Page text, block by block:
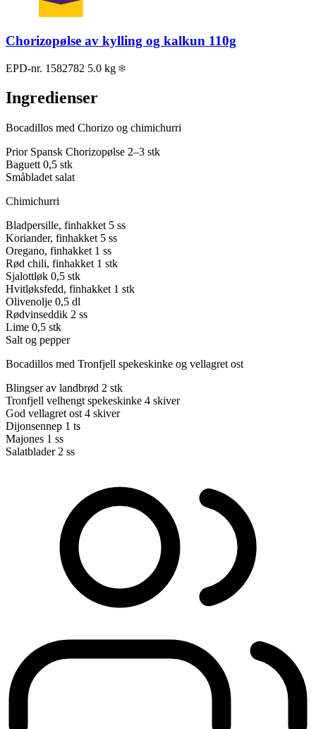
Chorizopølse av kylling og kalkun 110g
EPD-nr. 1582782 5.0 kg
Ingredienser
Bocadillos med Chorizo og chimichurri
Prior Spansk Chorizopølse 2–3 stk
Baguett 0,5 stk
Småbladet salat
Chimichurri
Bladpersille, finhakket 5 ss
Koriander, finhakket 5 ss
Oregano, finhakket 1 ss
Rød chili, finhakket 1 stk
Sjalottløk 0,5 stk
Hvitløksfedd, finhakket 1 stk
Olivenolje 0,5 dl
Rødvinseddik 2 ss
Lime 0,5 stk
Salt og pepper
Bocadillos med Tronfjell spekeskinke og vellagret ost
Blingser av landbrød 2 stk
Tronfjell velhengt spekeskinke 4 skiver
God vellagret ost 4 skiver
Dijonsennep 1 ts
Majones 1 ss
Salatblader 2 ss